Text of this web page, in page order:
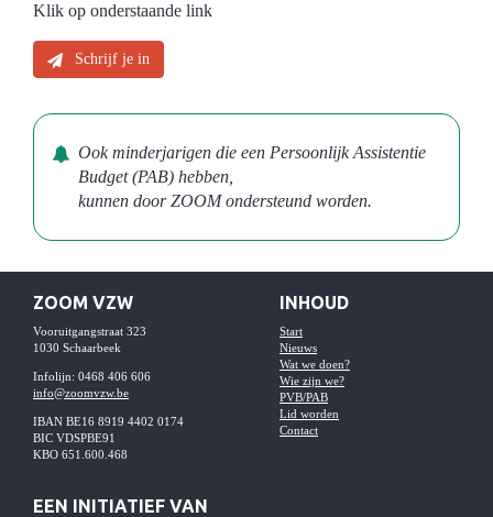
Klik op onderstaande link
Schrijf je in
Ook minderjarigen die een Persoonlijk Assistentie
Budget (PAB) hebben,
kunnen door ZOOM ondersteund worden.
ZOOM VZW
Vooruitgangstraat 323
1030 Schaarbeek
Infolijn: 0468 406 606
info@zoomvzw.be
IBAN BE16 8919 4402 0174
BIC VDSPBE91
KBO 651.600.468
INHOUD
Start
Nieuws
Wat we doen?
Wie zijn we?
PVB/PAB
Lid worden
Contact
EEN INITIATIEF VAN